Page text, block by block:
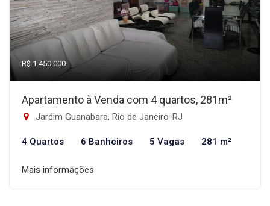
R$ 1.450.000
Apartamento à Venda com 4 quartos, 281m²
Jardim Guanabara, Rio de Janeiro-RJ
4 Quartos 6 Banheiros 5 Vagas 281 m²
Mais informações